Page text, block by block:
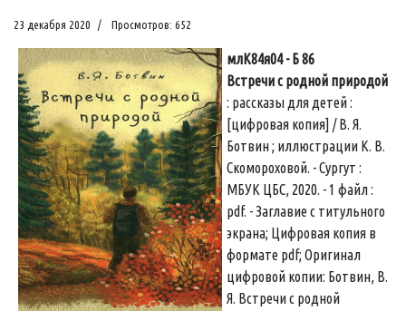
23 декабря 2020 Просмотров: 652
млК84я04 - Б 86
Встречи с родной природой
: рассказы для детей :
[цифровая копия] / В. Я.
Ботвин ; иллюстрации К. В.
Скомороховой. - Сургут :
МБУК ЦБС, 2020. - 1 файл :
pdf. - Заглавие с титульного
экрана; Цифровая копия в
формате pdf; Оригинал
цифровой копии: Ботвин, В.
Я. Встречи с родной